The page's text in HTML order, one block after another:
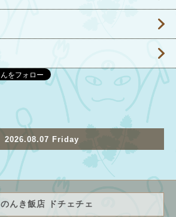
2026.08.07 Friday
のんき飯店 ドチェチェ